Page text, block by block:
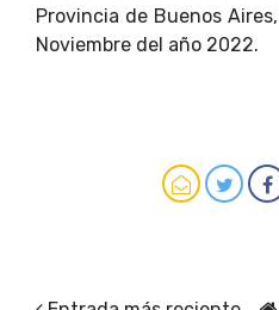
Provincia de Buenos
Noviembre del año 2022.